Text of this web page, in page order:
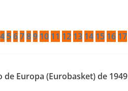
4 56789 10 11 12 13 14 15 16 17
de Europa (Eurobasket) de 1949